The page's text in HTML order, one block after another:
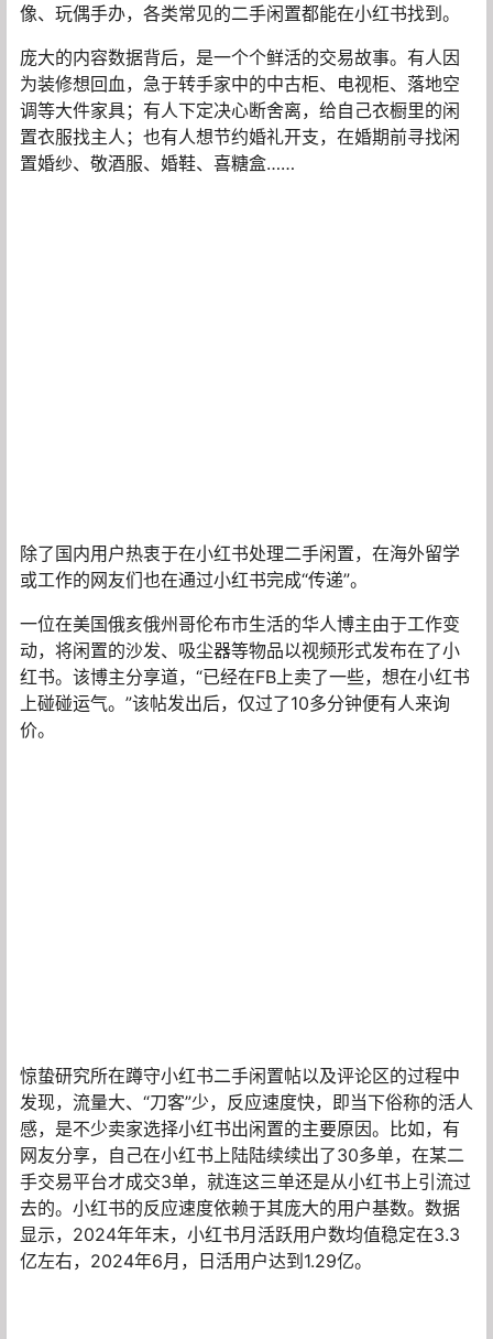
像、玩偶手办，各类常见的二手闲置都能在小红书找到。
庞大的内容数据背后，是一个个鲜活的交易故事。有人因
为装修想回血，急于转手家中的中古柜、电视柜、落地空
调等大件家具；有人下定决心断舍离，给自己衣橱里的闲
置衣服找主人；也有人想节约婚礼开支，在婚期前寻找闲
置婚纱、敬酒服、婚鞋、喜糖盒……
除了国内用户热衷于在小红书处理二手闲置，在海外留学
或工作的网友们也在通过小红书完成“传递”。
一位在美国俄亥俄州哥伦布市生活的华人博主由于工作变
动，将闲置的沙发、吸尘器等物品以视频形式发布在了小
红书。该博主分享道，“已经在FB上卖了一些，想在小红书
上碰碰运气。”该帖发出后，仅过了10多分钟便有人来询
价。
惊蛰研究所在蹲守小红书二手闲置帖以及评论区的过程中
发现，流量大、“刀客”少，反应速度快，即当下俗称的活人
感，是不少卖家选择小红书出闲置的主要原因。比如，有
网友分享，自己在小红书上陆陆续续出了30多单，在某二
手交易平台才成交3单，就连这三单还是从小红书上引流过
去的。小红书的反应速度依赖于其庞大的用户基数。数据
显示，2024年年末，小红书月活跃用户数均值稳定在3.3
亿左右，2024年6月，日活用户达到1.29亿。